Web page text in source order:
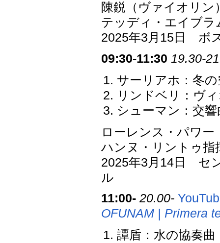
陳鋭（ヴァイオリン
テッディ・エイブラ
2025年3月15日 ボ
09:30-11:30 19.30-
サーリアホ：冬
リンドベリ：ヴ
シューマン：交
ローレンス・パワー
ハンヌ・リントゥ指
2025年3月14日 セ
ル
11:00- 20.00-
OFUNAM | Primera
譚盾：水の協奏曲